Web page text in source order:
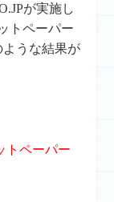
が実施し
トペーパー
うな結果が
トペーパー